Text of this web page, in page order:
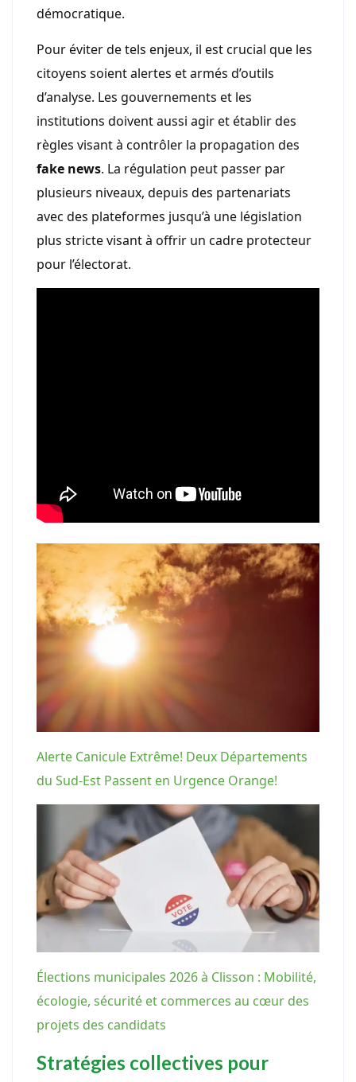
démocratique.
Pour éviter de tels enjeux, il est crucial que les
citoyens soient alertes et armés d’outils
d’analyse. Les gouvernements et les
institutions doivent aussi agir et établir des
règles visant à contrôler la propagation des
fake news. La régulation peut passer par
plusieurs niveaux, depuis des partenariats
avec des plateformes jusqu’à une législation
plus stricte visant à offrir un cadre protecteur
pour l’électorat.
Alerte Canicule Extrême! Deux Départements
du Sud-Est Passent en Urgence Orange!
Élections municipales 2026 à Clisson : Mobilité,
écologie, sécurité et commerces au cœur des
projets des candidats
Stratégies collectives pour